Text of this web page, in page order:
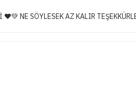
❤️💚 NE SÖYLESEK AZ KALIR